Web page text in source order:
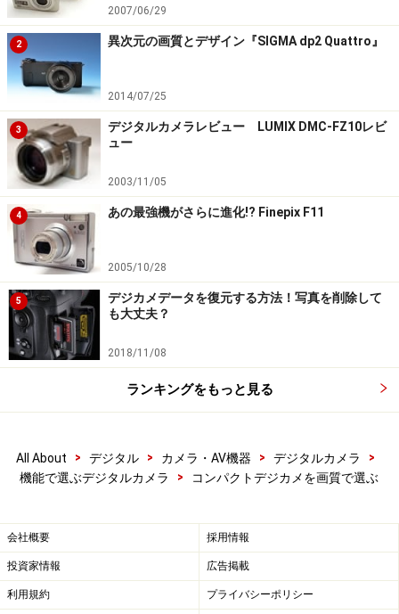
パナソニック デジタルカメラ ルミックス ブラック
DMC-LX5-K 1010万画素 光学3.8倍ズーム 広角24mm
3.0型液晶 F2.0バリオ・ズミクロンレンズ
Amazonで見る
コンパクトデジカメ選びのポイント：ズーム機能で選ぶ
コンパクトデジカメ
※記事内容は執筆時点のものです。最新の内容をご確認くださ
い。
【編集部おすすめの購入サイト】
Amazonで人気のデジタルカメラをチェック！
2007/06/29
2 異次元の画質とデザイン『SIGMA dp2 Quattro』
2014/07/25
3
デジタルカメラレビュー LUMIX DMC-FZ10レビ
ュー
2003/11/05
4 あの最強機がさらに進化!? Finepix F11
2005/10/28
5
デジカメデータを復元する方法！写真を削除して
も大丈夫？
2018/11/08
ランキングをもっと見る
All About > デジタル > カメラ・AV機器 > デジタルカメラ
>
機能で選ぶデジタルカメラ
> コンパクトデジカメを画質で選ぶ
会社概要 採用情報
投資家情報 広告掲載
利用規約 プライバシーポリシー